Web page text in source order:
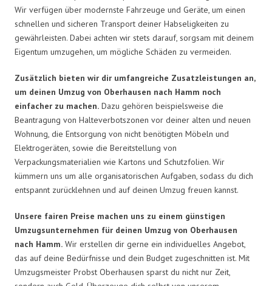
Wir verfügen über modernste Fahrzeuge und Geräte, um einen
schnellen und sicheren Transport deiner Habseligkeiten zu
gewährleisten. Dabei achten wir stets darauf, sorgsam mit deinem
Eigentum umzugehen, um mögliche Schäden zu vermeiden.
Zusätzlich bieten wir dir umfangreiche Zusatzleistungen an,
um deinen Umzug von Oberhausen nach Hamm noch
einfacher zu machen. Dazu gehören beispielsweise die
Beantragung von Halteverbotszonen vor deiner alten und neuen
Wohnung, die Entsorgung von nicht benötigten Möbeln und
Elektrogeräten, sowie die Bereitstellung von
Verpackungsmaterialien wie Kartons und Schutzfolien. Wir
kümmern uns um alle organisatorischen Aufgaben, sodass du dich
entspannt zurücklehnen und auf deinen Umzug freuen kannst.
Unsere fairen Preise machen uns zu einem günstigen
Umzugsunternehmen für deinen Umzug von Oberhausen
nach Hamm. Wir erstellen dir gerne ein individuelles Angebot,
das auf deine Bedürfnisse und dein Budget zugeschnitten ist. Mit
Umzugsmeister Probst Oberhausen sparst du nicht nur Zeit,